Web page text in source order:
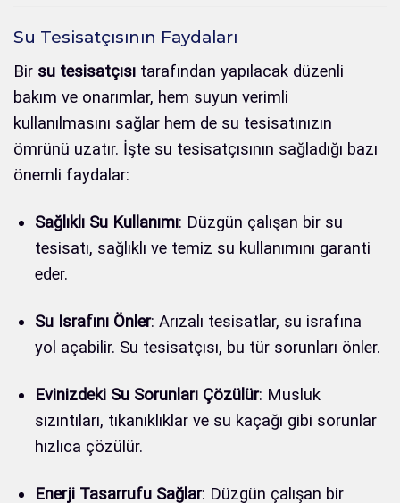
Su Tesisatçısının Faydaları
Bir su tesisatçısı tarafından yapılacak düzenli
bakım ve onarımlar, hem suyun verimli
kullanılmasını sağlar hem de su tesisatınızın
ömrünü uzatır. İşte su tesisatçısının sağladığı bazı
önemli faydalar:
Sağlıklı Su Kullanımı: Düzgün çalışan bir su
tesisatı, sağlıklı ve temiz su kullanımını garanti
eder.
Su Israfını Önler: Arızalı tesisatlar, su israfına
yol açabilir. Su tesisatçısı, bu tür sorunları önler.
Evinizdeki Su Sorunları Çözülür: Musluk
sızıntıları, tıkanıklıklar ve su kaçağı gibi sorunlar
hızlıca çözülür.
Enerji Tasarrufu Sağlar: Düzgün çalışan bir